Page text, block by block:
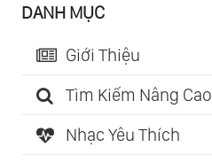
DANH MỤC
Giới Thiệu
Tìm Kiếm Nâng Cao
Nhạc Yêu Thích